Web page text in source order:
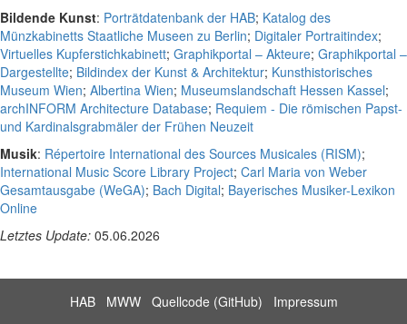
Bildende Kunst: Porträtdatenbank der HAB; Katalog des
Münzkabinetts Staatliche Museen zu Berlin; Digitaler Portraitindex;
Virtuelles Kupferstichkabinett; Graphikportal – Akteure; Graphikportal –
Dargestellte; Bildindex der Kunst & Architektur; Kunsthistorisches
Museum Wien; Albertina Wien; Museumslandschaft Hessen Kassel;
archINFORM Architecture Database; Requiem - Die römischen Papst-
und Kardinalsgrabmäler der Frühen Neuzeit
Musik: Répertoire International des Sources Musicales (RISM);
International Music Score Library Project; Carl Maria von Weber
Gesamtausgabe (WeGA); Bach Digital; Bayerisches Musiker-Lexikon
Online
Letztes Update: 05.06.2026
HAB MWW Quellcode (GitHub) Impressum